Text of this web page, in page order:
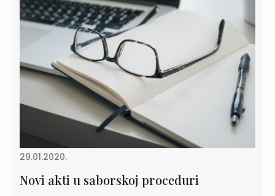
29.01.2020.
Novi akti u saborskoj proceduri